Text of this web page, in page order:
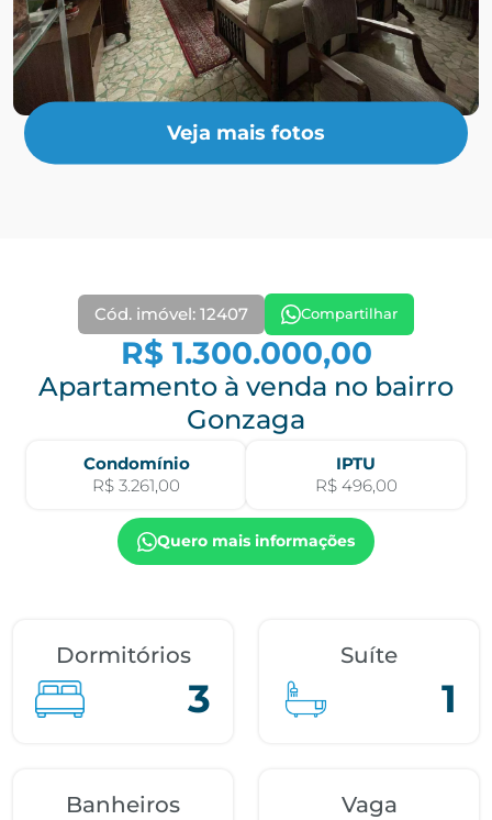
Veja mais fotos
Cód. imóvel: 12407 Compartilhar
R$ 1.300.000,00
Apartamento à venda no bairro
Gonzaga
Condomínio
R$ 3.261,00
IPTU
R$ 496,00
Quero mais informações
Dormitórios
3
Suíte
1
Banheiros Vaga